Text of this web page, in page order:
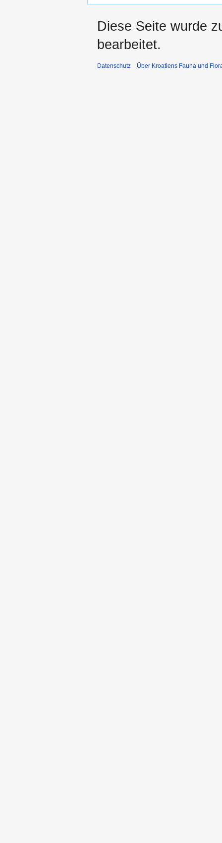
Diese Seite wurde
bearbeitet.
Datenschutz Über Kroatiens Fauna und